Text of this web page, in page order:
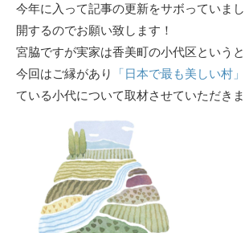
今年に入って記事の更新をサボっていま
開するのでお願い致します！
宮脇ですが実家は香美町の小代区というと
今回はご縁があり
「日本で最も美しい村
ている小代について取材させていただきま